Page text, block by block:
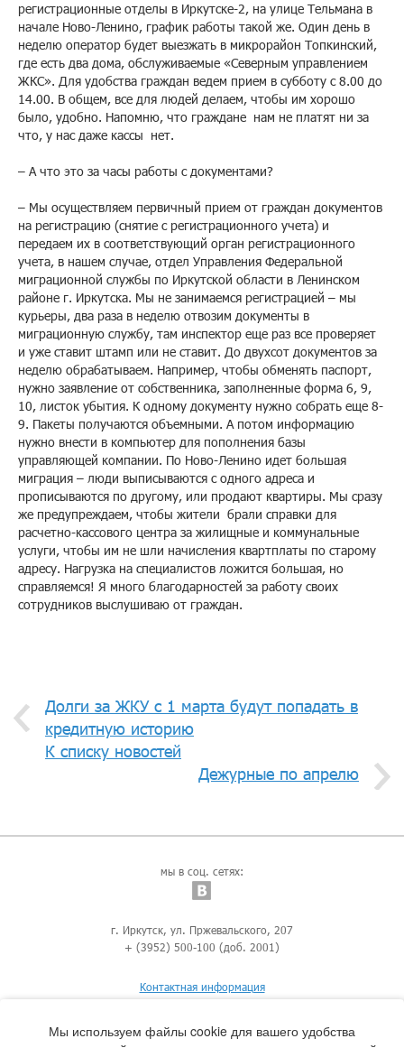
регистрационные отделы в Иркутске-2, на улице Тельмана в
начале Ново-Ленино, график работы такой же. Один день в
неделю оператор будет выезжать в микрорайон Топкинский,
где есть два дома, обслуживаемые «Северным управлением
ЖКС». Для удобства граждан ведем прием в субботу с 8.00 до
14.00. В общем, все для людей делаем, чтобы им хорошо
было, удобно. Напомню, что граждане нам не платят ни за
что, у нас даже кассы нет.
– А что это за часы работы с документами?
– Мы осуществляем первичный прием от граждан документов
на регистрацию (снятие с регистрационного учета) и
передаем их в соответствующий орган регистрационного
учета, в нашем случае, отдел Управления Федеральной
миграционной службы по Иркутской области в Ленинском
районе г. Иркутска. Мы не занимаемся регистрацией – мы
курьеры, два раза в неделю отвозим документы в
миграционную службу, там инспектор еще раз все проверяет
и уже ставит штамп или не ставит. До двухсот документов за
неделю обрабатываем. Например, чтобы обменять паспорт,
нужно заявление от собственника, заполненные форма 6, 9,
10, листок убытия. К одному документу нужно собрать еще 8-
9. Пакеты получаются объемными. А потом информацию
нужно внести в компьютер для пополнения базы
управляющей компании. По Ново-Ленино идет большая
миграция – люди выписываются с одного адреса и
прописываются по другому, или продают квартиры. Мы сразу
же предупреждаем, чтобы жители брали справки для
расчетно-кассового центра за жилищные и коммунальные
услуги, чтобы им не шли начисления квартплаты по старому
адресу. Нагрузка на специалистов ложится большая, но
справляемся! Я много благодарностей за работу своих
сотрудников выслушиваю от граждан.
Долги за ЖКУ с 1 марта будут попадать в
кредитную историю
К списку новостей
Дежурные по апрелю
мы в соц. сетях:
г. Иркутск, ул. Пржевальского, 207
+ (3952) 500-100 (доб. 2001)
Контактная информация
Мы используем файлы cookie для вашего удобства